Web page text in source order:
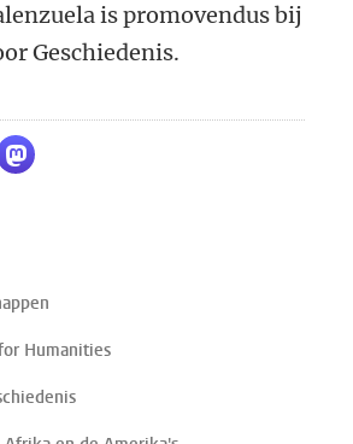
is promovendus bij
Geschiedenis.
LinkedIn
via WhatsApp
Delen via Mastodon
Humanities